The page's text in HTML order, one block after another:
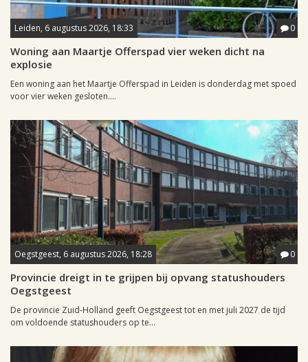
Leiden, 6 augustus 2026, 18:33 0
Woning aan Maartje Offerspad vier weken dicht na
explosie
Een woning aan het Maartje Offerspad in Leiden is donderdag met spoed
voor vier weken gesloten....
Oegstgeest, 6 augustus 2026, 18:28 0
Provincie dreigt in te grijpen bij opvang statushouders
Oegstgeest
De provincie Zuid-Holland geeft Oegstgeest tot en met juli 2027 de tijd
om voldoende statushouders op te...